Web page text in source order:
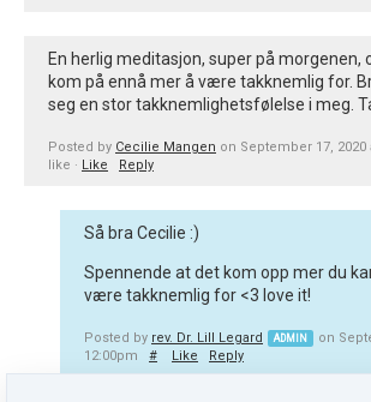
En herlig meditasjon, super på morgenen,
kom på ennå mer å være takknemlig for.
seg en stor takknemlighetsfølelse i meg.
Posted by Cecilie Mangen on September 17, 2020
like · Like Reply
Så bra Cecilie :)
Spennende at det kom opp mer du
være takknemlig for <3 love it!
Posted by rev. Dr. Lill Legard ADMIN
on
12:00pm
# Like Reply